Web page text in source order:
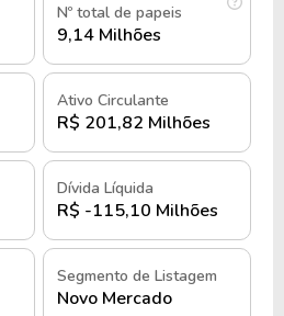
pesquisa e desenvolvimento
e atender às demandas
Neogrid são negociadas na
eNGRD3Fno mercado
foi criada a
S.A.
Nº total de papeis
9,14 Milhões
Ativo Circulante
R$ 201,82 Milhões
Dívida Líquida
R$ -115,10 Milhões
Segmento de Listagem
Novo Mercado